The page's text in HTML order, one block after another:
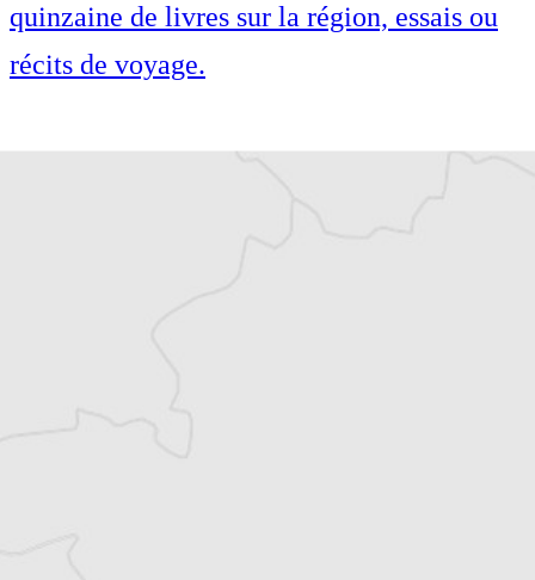
quinzaine de livres sur la région, essais ou
récits de voyage.